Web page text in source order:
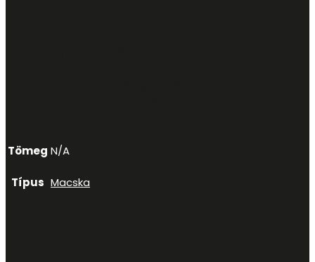
Tömeg N/A
Típus Macska